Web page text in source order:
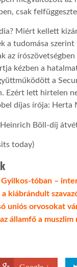
csak
Miért kellett
a tudomása
az
kézben a
a
Ezért lett hirtelen
díjas írója: Herta
Böll-díj
today)
Gyilkos-tóban –
kiábrándult
uniós orvosokat
államfő a